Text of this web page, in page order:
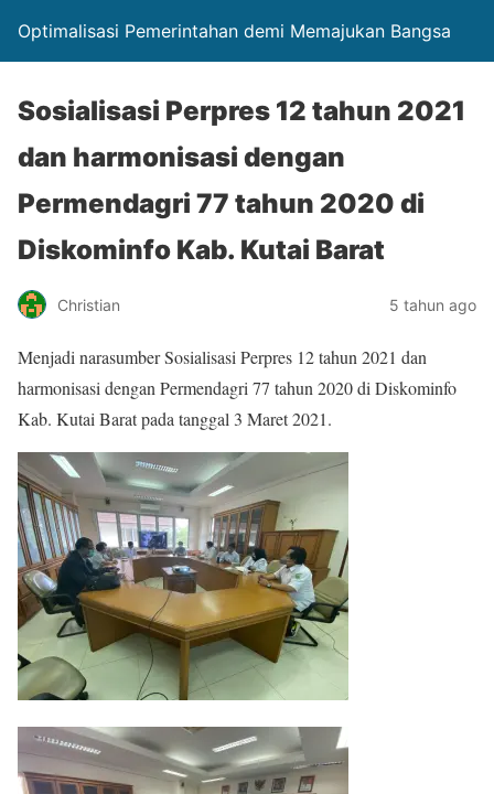
Optimalisasi Pemerintahan demi Memajukan Bangsa
Sosialisasi Perpres 12 tahun 2021
dan harmonisasi dengan
Permendagri 77 tahun 2020 di
Diskominfo Kab. Kutai Barat
Christian 5 tahun ago
Menjadi narasumber Sosialisasi Perpres 12 tahun 2021 dan
harmonisasi dengan Permendagri 77 tahun 2020 di Diskominfo
Kab. Kutai Barat pada tanggal 3 Maret 2021.